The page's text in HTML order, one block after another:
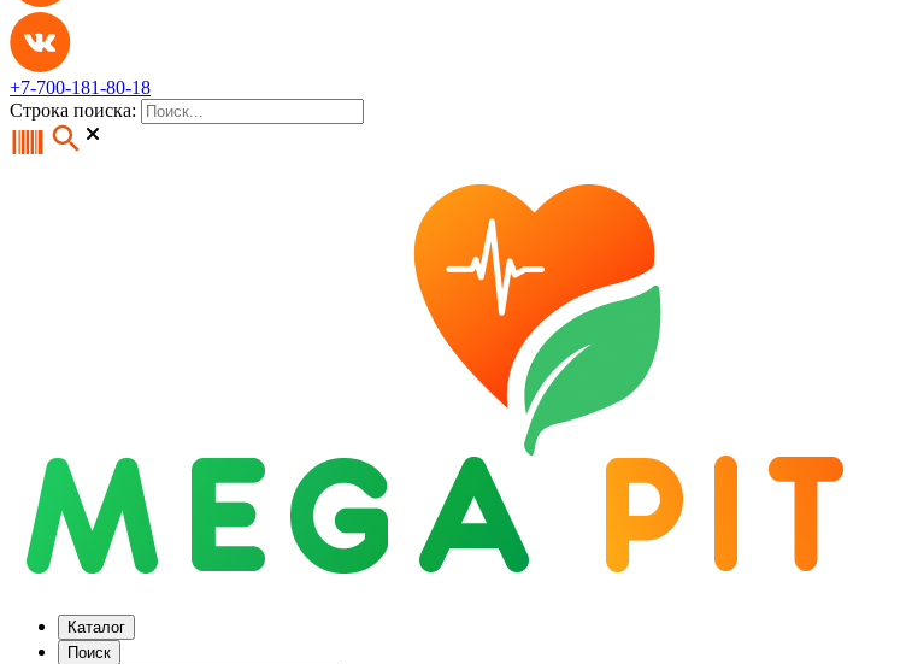
+7-700-181-80-18
Строка поиска:
Каталог
Поиск